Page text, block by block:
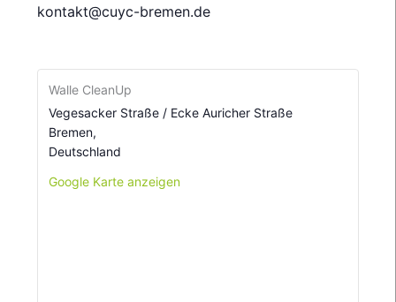
kontakt@cuyc-bremen.de
Walle CleanUp
Vegesacker Straße / Ecke Auricher Straße
Bremen,
Deutschland
Google Karte anzeigen